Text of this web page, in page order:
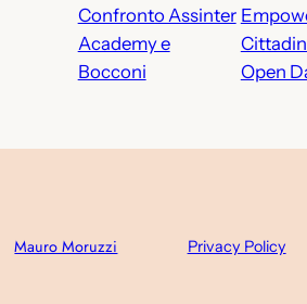
Confronto Assinter
Academy e
Bocconi
Open
Mauro Moruzzi Privacy Policy